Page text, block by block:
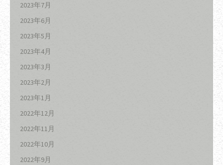
2023年7月
2023年6月
2023年5月
2023年4月
2023年3月
2023年2月
2023年1月
2022年12月
2022年11月
2022年10月
2022年9月